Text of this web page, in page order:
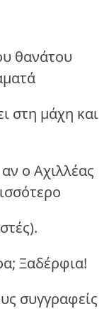
θανάτου
στη μάχη και
ο Αχιλλέας
Ξαδέρφια!
συγγραφείς